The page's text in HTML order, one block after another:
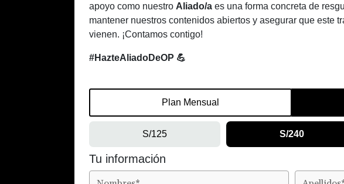
apoyo como nuestro Aliado/a es una forma concreta de
mantener nuestros contenidos abiertos y asegurar que este
vienen. ¡Contamos contigo!
#HazteAliadoDeOP 💪
Plan Mensual
S/125 S/240
Tu información